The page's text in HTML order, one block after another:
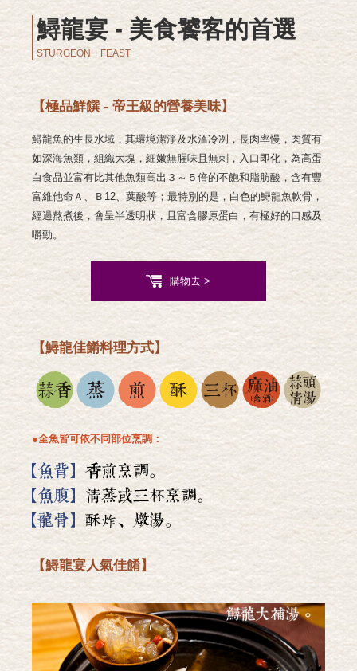
鱘龍宴 - 美食饕客的首選
STURGEON FEAST
【極品鮮饌 - 帝王級的營養美味】
鱘龍魚的生長水域，其環境潔淨及水溫冷冽，長肉率慢，肉質有
如深海魚類，組織大塊，細嫩無腥味且無刺，入口即化，為高蛋
白食品並富有比其他魚類高出３～５倍的不飽和脂肪酸，含有豐
富維他命Ａ、Ｂ12、葉酸等；最特別的是，白色的鱘龍魚軟骨，
經過熬煮後，會呈半透明狀，且富含膠原蛋白， 有極好的口感及
嚼勁。
購物去 >
【鱘龍佳餚料理方式】
●全魚皆可依不同部位烹調：
【鱘龍宴人氣佳餚】